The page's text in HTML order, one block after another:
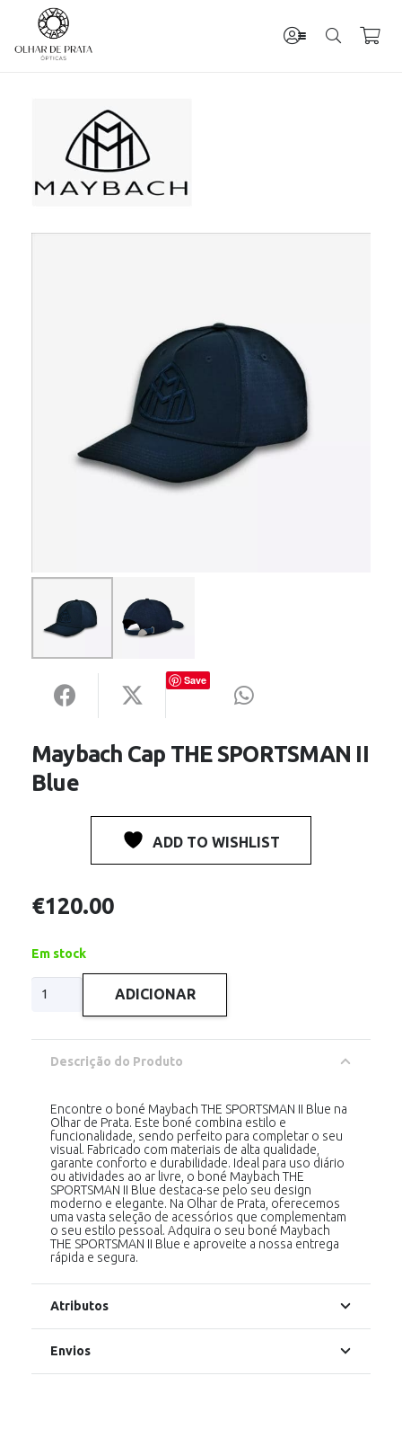
Save
Maybach Cap THE SPORTSMAN II
Blue
ADD TO WISHLIST
€120.00
Em stock
Quantidade
de
THE
ADICIONAR
Descrição do Produto
Encontre o boné Maybach THE SPORTSMAN II Blue na
Olhar de Prata. Este boné combina estilo e
funcionalidade, sendo perfeito para completar o seu
visual. Fabricado com materiais de alta qualidade,
garante conforto e durabilidade. Ideal para uso diário
ou atividades ao ar livre, o boné Maybach THE
SPORTSMAN II Blue destaca-se pelo seu design
moderno e elegante. Na Olhar de Prata, oferecemos
uma vasta seleção de acessórios que complementam
o seu estilo pessoal. Adquira o seu boné Maybach
THE SPORTSMAN II Blue e aproveite a nossa entrega
rápida e segura.
Atributos
Envios